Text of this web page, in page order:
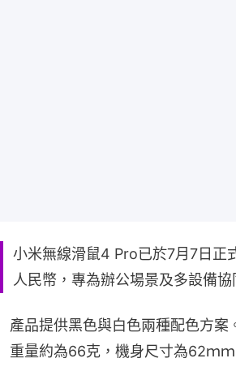
小米無線滑鼠4 Pro已於7月7日正
人民幣，專為辦公場景及多設備協
產品提供黑色與白色兩種配色方案
重量約為66克，機身尺寸為62ｍ